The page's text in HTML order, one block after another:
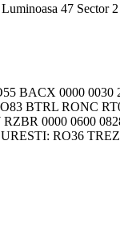
47 Sector
BACX 0000 0030
BTRL RONC
0000 0600
RO36